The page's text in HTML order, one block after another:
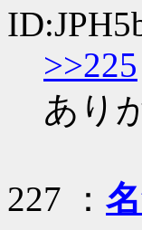
>>225
あり
227 ：